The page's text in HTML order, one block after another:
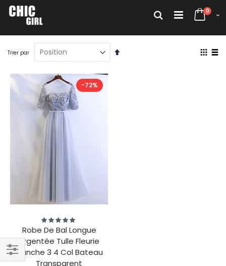
Rechercher Cart
0
Trier par
en
-72%
Évaluation:
100%
Robe De Bal Longue
Argentée Tulle Fleurie
Manche 3 4 Col Bateau
Transparent
Filtrer